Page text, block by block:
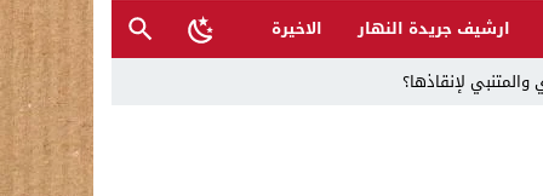
ارشيف جريدة النهار
الاخيرة
لإنقاذها؟